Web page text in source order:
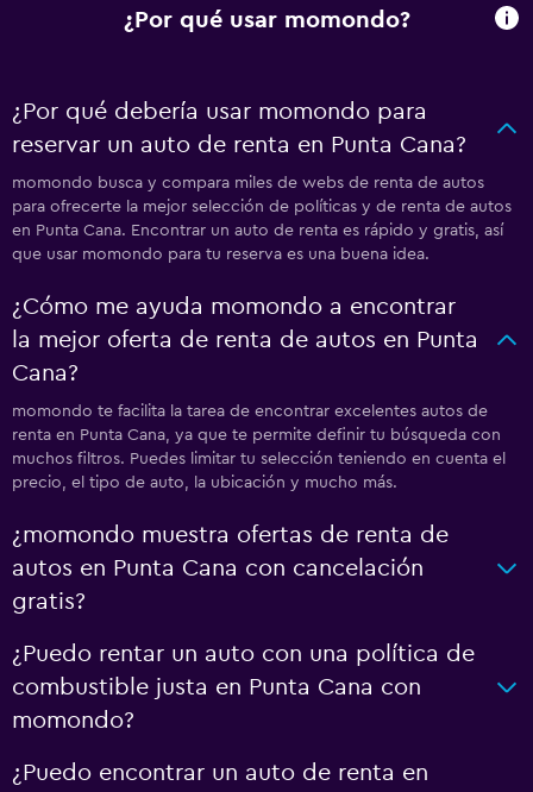
¿Por qué usar momondo?
¿Por qué debería usar momondo para
reservar un auto de renta en Punta Cana?
momondo busca y compara miles de webs de renta de autos
para ofrecerte la mejor selección de políticas y de renta de autos
en Punta Cana. Encontrar un auto de renta es rápido y gratis, así
que usar momondo para tu reserva es una buena idea.
¿Cómo me ayuda momondo a encontrar
la mejor oferta de renta de autos en Punta
Cana?
momondo te facilita la tarea de encontrar excelentes autos de
renta en Punta Cana, ya que te permite definir tu búsqueda con
muchos filtros. Puedes limitar tu selección teniendo en cuenta el
precio, el tipo de auto, la ubicación y mucho más.
¿momondo muestra ofertas de renta de
autos en Punta Cana con cancelación
gratis?
¿Puedo rentar un auto con una política de
combustible justa en Punta Cana con
momondo?
¿Puedo encontrar un auto de renta en